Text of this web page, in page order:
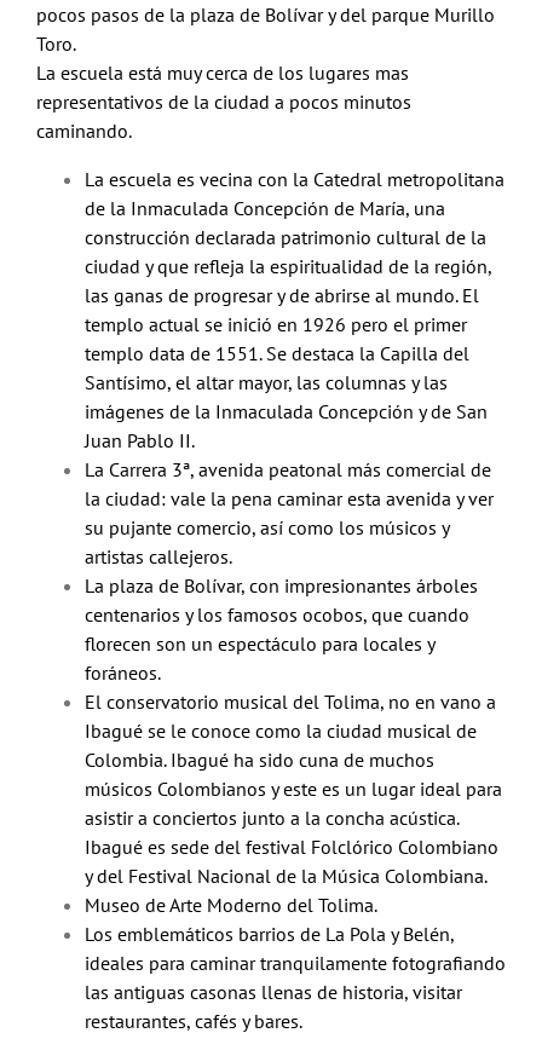
pocos pasos de la plaza de Bolívar y del parque Murillo
Toro.
La escuela está muy cerca de los lugares mas
representativos de la ciudad a pocos minutos
caminando.
La escuela es vecina con la Catedral metropolitana
de la Inmaculada Concepción de María, una
construcción declarada patrimonio cultural de la
ciudad y que refleja la espiritualidad de la región,
las ganas de progresar y de abrirse al mundo. El
templo actual se inició en 1926 pero el primer
templo data de 1551. Se destaca la Capilla del
Santísimo, el altar mayor, las columnas y las
imágenes de la Inmaculada Concepción y de San
Juan Pablo II.
La Carrera 3ª, avenida peatonal más comercial de
la ciudad: vale la pena caminar esta avenida y ver
su pujante comercio, así como los músicos y
artistas callejeros.
La plaza de Bolívar, con impresionantes árboles
centenarios y los famosos ocobos, que cuando
florecen son un espectáculo para locales y
foráneos.
El conservatorio musical del Tolima, no en vano a
Ibagué se le conoce como la ciudad musical de
Colombia. Ibagué ha sido cuna de muchos
músicos Colombianos y este es un lugar ideal para
asistir a conciertos junto a la concha acústica.
Ibagué es sede del festival Folclórico Colombiano
y del Festival Nacional de la Música Colombiana.
Museo de Arte Moderno del Tolima.
Los emblemáticos barrios de La Pola y Belén,
ideales para caminar tranquilamente fotografiando
las antiguas casonas llenas de historia, visitar
restaurantes, cafés y bares.